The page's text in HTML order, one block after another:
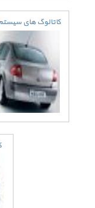
کاتالوگ های